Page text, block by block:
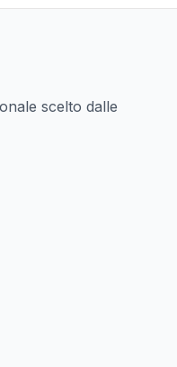
scelto dalle